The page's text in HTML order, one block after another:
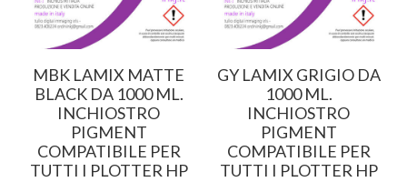
MBK LAMIX MATTE
BLACK DA 1000 ML.
INCHIOSTRO
PIGMENT
COMPATIBILE PER
TUTTI I PLOTTER HP
GY LAMIX GRIGIO DA
1000 ML.
INCHIOSTRO
PIGMENT
COMPATIBILE PER
TUTTI I PLOTTER HP